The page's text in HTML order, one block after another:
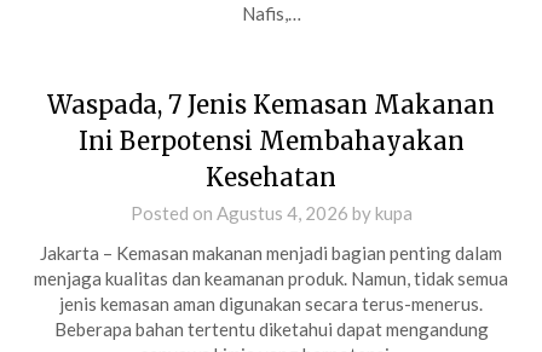
Nafis,…
Waspada, 7 Jenis Kemasan Makanan
Ini Berpotensi Membahayakan
Kesehatan
Posted on Agustus 4, 2026 bykupa
Jakarta – Kemasan makanan menjadi bagian penting dalam
menjaga kualitas dan keamanan produk. Namun, tidak semua
jenis kemasan aman digunakan secara terus-menerus.
Beberapa bahan tertentu diketahui dapat mengandung